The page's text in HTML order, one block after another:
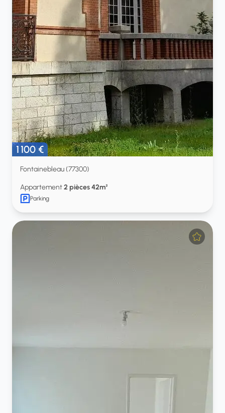
1 100 €
Fontainebleau (77300)
Appartement2 pièces 42m²
Parking